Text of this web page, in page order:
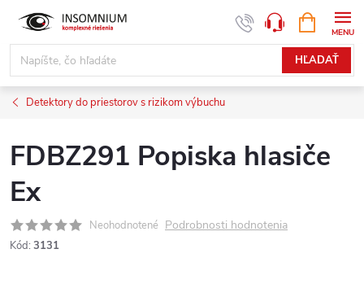
obsah
HĽADAŤ
KOŠÍK
Detektory do priestorov s rizikom výbuchu
FDBZ291 Popiska hlasiče
Ex
Neohodnotené Podrobnosti hodnotenia
Kód: 3131
www.insomnium.sk - Chat